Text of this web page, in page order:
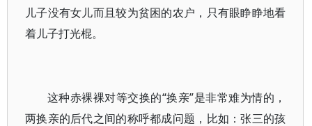
儿子没有女儿而且较为贫困的农户，只有眼睁睁地看
着儿子打光棍。
这种赤裸裸对等交换的“换亲”是非常难为情的，
两换亲的后代之间的称呼都成问题，比如：张三的孩